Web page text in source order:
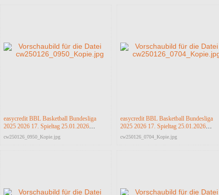
easycredit BBL Basketball Bundesliga
2025 2026 17. Spieltag 25.01.2026
Science City Jena vs RASTA Vechta
cw250126_0950_Kopie.jpg
easycredit BBL Basketball Bundesliga
2025 2026 17. Spieltag 25.01.2026
Science City Jena vs RASTA Vechta
cw250126_0704_Kopie.jpg